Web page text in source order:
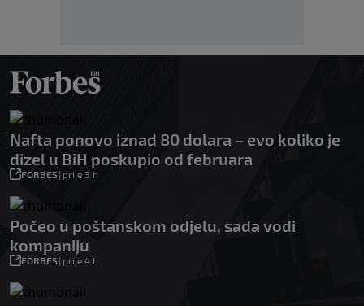
Nafta ponovo iznad 80 dolara – evo koliko je
dizel u BiH poskupio od februara
FORBES| prije 3 h
Počeo u poštanskom odjelu, sada vodi
kompaniju
FORBES| prije 4 h